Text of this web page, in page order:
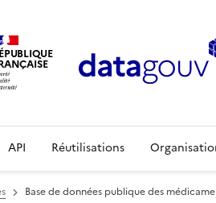
API Réutilisations
Base de données publique des